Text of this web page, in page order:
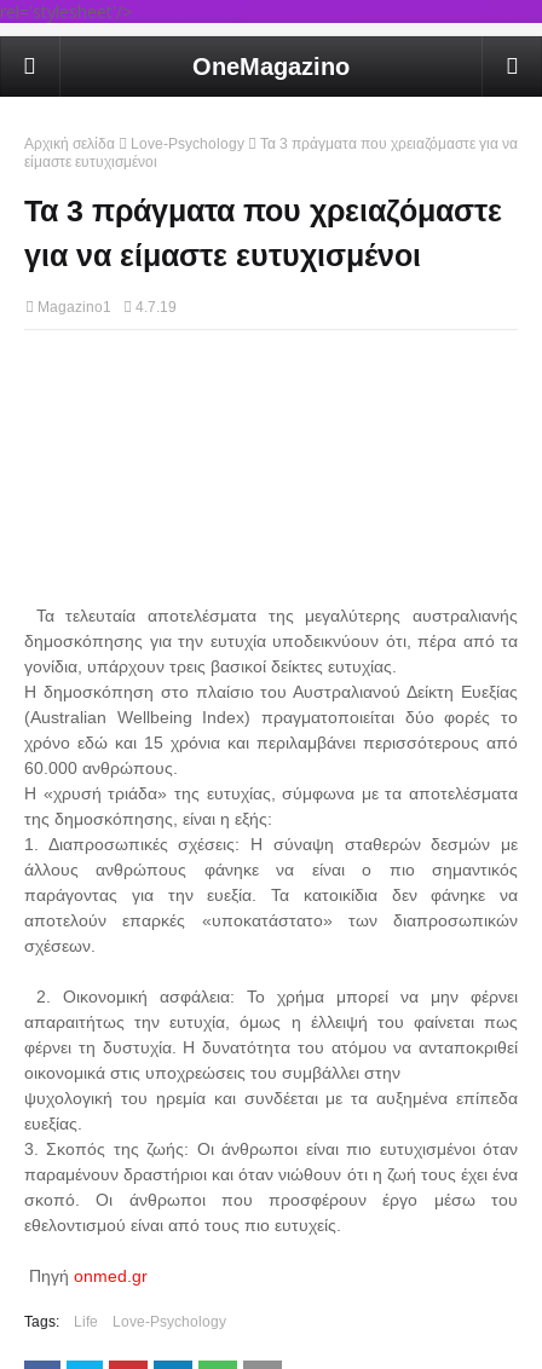
rel='stylesheet'/>
OneMagazino
Αρχική σελίδα Love-Psychology
Τα 3 πράγματα που χρειαζόμαστε για να
είμαστε ευτυχισμένοι
Τα 3 πράγματα που χρειαζόμαστε
για να είμαστε ευτυχισμένοι
Magazino1 4.7.19
Τα τελευταία αποτελέσματα της μεγαλύτερης αυστραλιανής
δημοσκόπησης για την ευτυχία υποδεικνύουν ότι, πέρα από τα
γονίδια, υπάρχουν τρεις βασικοί δείκτες ευτυχίας.
Η δημοσκόπηση στο πλαίσιο του Αυστραλιανού Δείκτη Ευεξίας
(Australian Wellbeing Index) πραγματοποιείται δύο φορές το
χρόνο εδώ και 15 χρόνια και περιλαμβάνει περισσότερους από
60.000 ανθρώπους.
Η «χρυσή τριάδα» της ευτυχίας, σύμφωνα με τα αποτελέσματα
της δημοσκόπησης, είναι η εξής:
1. Διαπροσωπικές σχέσεις: Η σύναψη σταθερών δεσμών με
άλλους ανθρώπους φάνηκε να είναι ο πιο σημαντικός
παράγοντας για την ευεξία. Τα κατοικίδια δεν φάνηκε να
αποτελούν επαρκές «υποκατάστατο» των διαπροσωπικών
σχέσεων.
2. Οικονομική ασφάλεια: Το χρήμα μπορεί να μην φέρνει
απαραιτήτως την ευτυχία, όμως η έλλειψή του φαίνεται πως
φέρνει τη δυστυχία. Η δυνατότητα του ατόμου να ανταποκριθεί
οικονομικά στις υποχρεώσεις του συμβάλλει στην
ψυχολογική του ηρεμία και συνδέεται με τα αυξημένα επίπεδα
ευεξίας.
3. Σκοπός της ζωής: Οι άνθρωποι είναι πιο ευτυχισμένοι όταν
παραμένουν δραστήριοι και όταν νιώθουν ότι η ζωή τους έχει ένα
σκοπό. Οι άνθρωποι που προσφέρουν έργο μέσω του
εθελοντισμού είναι από τους πιο ευτυχείς.
Πηγή onmed.gr
Tags: Life Love-Psychology